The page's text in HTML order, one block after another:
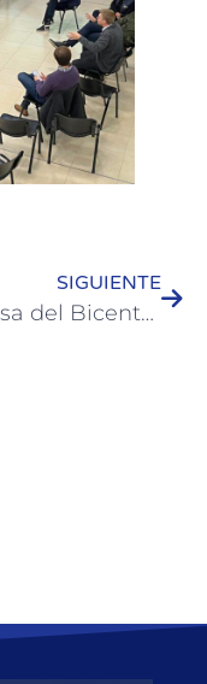
SIGUIENTE
La Casa del Bicentenario vivió una noche de humor con “FEITA” y prepara nuevas funciones de “Distintas”